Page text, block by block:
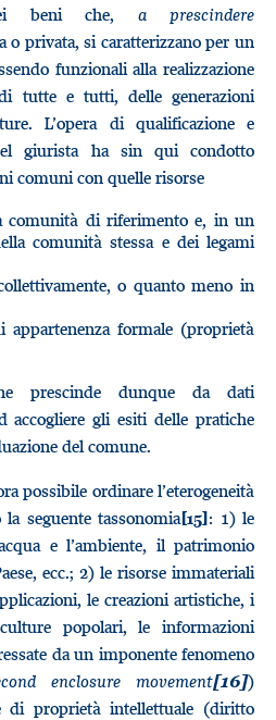
beni che, a prescindere
o privata, si caratterizzano per un
funzionali alla realizzazione
tutte e tutti, delle generazioni
L’opera di qualificazione e
giurista ha sin qui condotto
comuni con quelle risorse
comunità di riferimento e, in un
comunità stessa e dei legami
o quanto meno in
formale (proprietà
prescinde dunque da dati
accogliere gli esiti delle pratiche
del comune.
possibile ordinare l’eterogeneità
la seguente tassonomia[15]: 1) le
e l’ambiente, il patrimonio
ecc.; 2) le risorse immateriali
le creazioni artistiche, i
popolari, le informazioni
da un imponente fenomeno
enclosure movement[16])
di proprietà intellettuale (diritto